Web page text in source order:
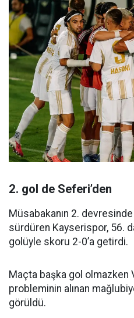
2. gol de Seferi’den
Müsabakanın 2.
sürdüren Kayserispor, 56.
golüyle skoru 2-0’a getirdi.
Maçta başka gol olmazken
probleminin alınan
görüldü.